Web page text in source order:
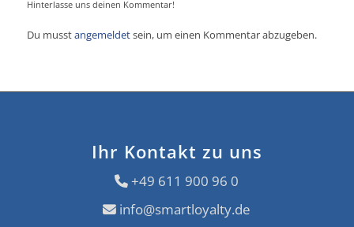
Hinterlasse uns deinen Kommentar!
Du musstangemeldetsein, um einen Kommentar abzugeben.
Ihr Kontakt zu uns
+49 611 900 96 0
info@smartloyalty.de